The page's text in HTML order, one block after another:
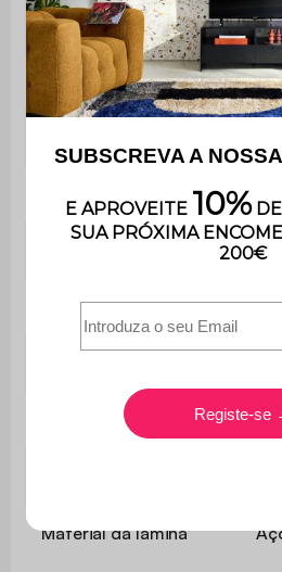
Área interior 10
Dimensões dos postes 10
Dimensões da lâmina
0
Número de lâminas 68
Material da lâmina